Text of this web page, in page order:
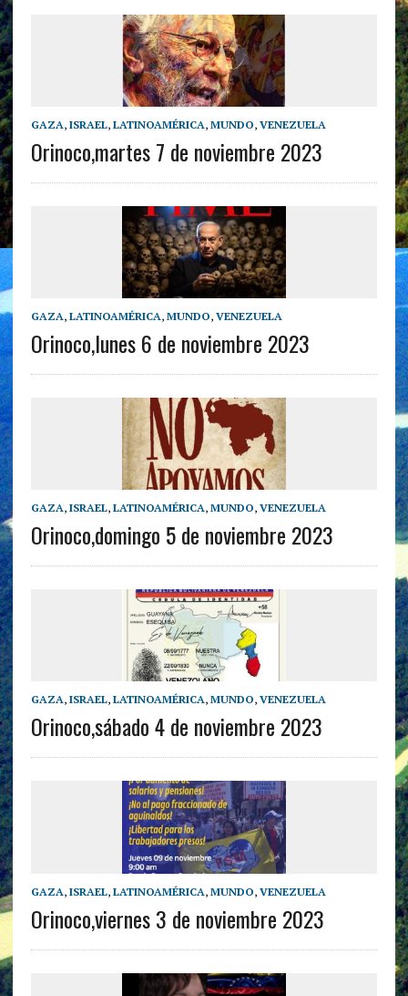
GAZA, ISRAEL, LATINOAMÉRICA, MUNDO, VENEZUELA
Orinoco,martes 7 de noviembre 2023
GAZA, LATINOAMÉRICA, MUNDO, VENEZUELA
Orinoco,lunes 6 de noviembre 2023
GAZA, ISRAEL, LATINOAMÉRICA, MUNDO, VENEZUELA
Orinoco,domingo 5 de noviembre 2023
GAZA, ISRAEL, LATINOAMÉRICA, MUNDO, VENEZUELA
Orinoco,sábado 4 de noviembre 2023
GAZA, ISRAEL, LATINOAMÉRICA, MUNDO, VENEZUELA
Orinoco,viernes 3 de noviembre 2023